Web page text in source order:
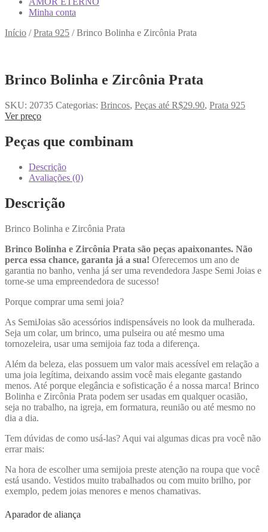
Minha conta
Início /Prata 925 /Brinco Bolinha e Zircônia Prata
Brinco Bolinha e Zircônia Prata
SKU: 20735 Categorias: Brincos, Peças até R$29.90, Prata 925
Ver preço
Peças que combinam
Descrição
Avaliações (0)
Descrição
Brinco Bolinha e Zircônia Prata
Brinco Bolinha e Zircônia Prata são peças apaixonantes. Não
perca essa chance, garanta já a sua! Oferecemos um ano de
garantia no banho, venha já ser uma revendedora Jaspe Semi Joias e
torne-se uma empreendedora de sucesso!
Porque comprar uma semi joia?
As SemiJoias são acessórios indispensáveis no look da mulherada.
Seja um colar, um brinco, uma pulseira ou até mesmo uma
tornozeleira, usar uma semijoia faz toda a diferença.
Além da beleza, elas possuem um valor mais acessível em relação a
uma joia legítima, deixando assim você mais elegante gastando
menos. Até porque elegância e sofisticação é a nossa marca! Brinco
Bolinha e Zircônia Prata podem ser usadas em qualquer ocasião,
seja no trabalho, na igreja, em formatura, reunião ou até mesmo no
dia a dia.
Tem dúvidas de como usá-las? Aqui vai algumas dicas pra você não
errar mais:
Na hora de escolher uma semijoia preste atenção na roupa que você
está usando. Vestidos muito trabalhados ou com muito brilho, por
exemplo, pedem joias menores e menos chamativas.
Aparador de aliança